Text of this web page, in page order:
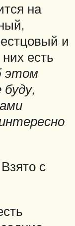
на
и
есть
этом
с